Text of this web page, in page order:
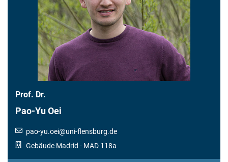
Prof. Dr.
Pao-Yu Oei
pao-yu.oei@uni-flensburg.de
Gebäude Madrid - MAD 118a